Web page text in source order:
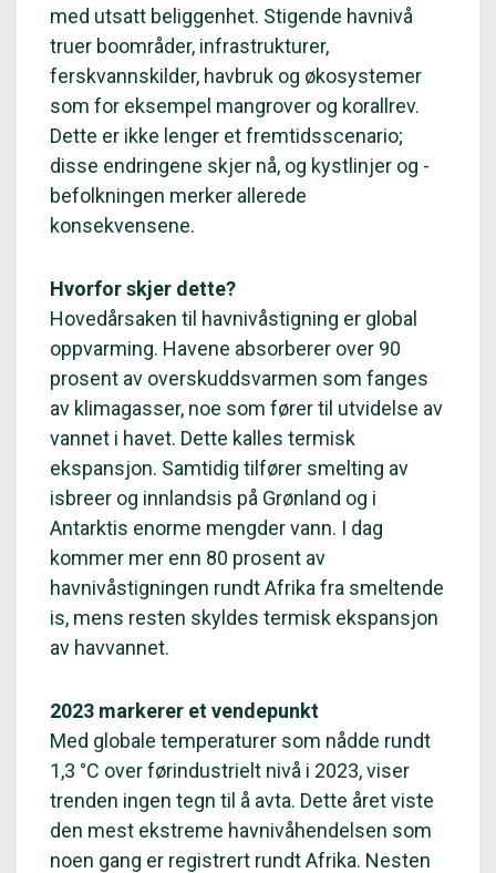
med utsatt beliggenhet. Stigende havnivå
truer boområder, infrastrukturer,
ferskvannskilder, havbruk og økosystemer
som for eksempel mangrover og korallrev.
Dette er ikke lenger et fremtidsscenario;
disse endringene skjer nå, og kystlinjer og -
befolkningen merker allerede
konsekvensene.
Hvorfor skjer dette?
Hovedårsaken til havnivåstigning er global
oppvarming. Havene absorberer over 90
prosent av overskuddsvarmen som fanges
av klimagasser, noe som fører til utvidelse av
vannet i havet. Dette kalles termisk
ekspansjon. Samtidig tilfører smelting av
isbreer og innlandsis på Grønland og i
Antarktis enorme mengder vann. I dag
kommer mer enn 80 prosent av
havnivåstigningen rundt Afrika fra smeltende
is, mens resten skyldes termisk ekspansjon
av havvannet.
2023 markerer et vendepunkt
Med globale temperaturer som nådde rundt
1,3 °C over førindustrielt nivå i 2023, viser
trenden ingen tegn til å avta. Dette året viste
den mest ekstreme havnivåhendelsen som
noen gang er registrert rundt Afrika. Nesten